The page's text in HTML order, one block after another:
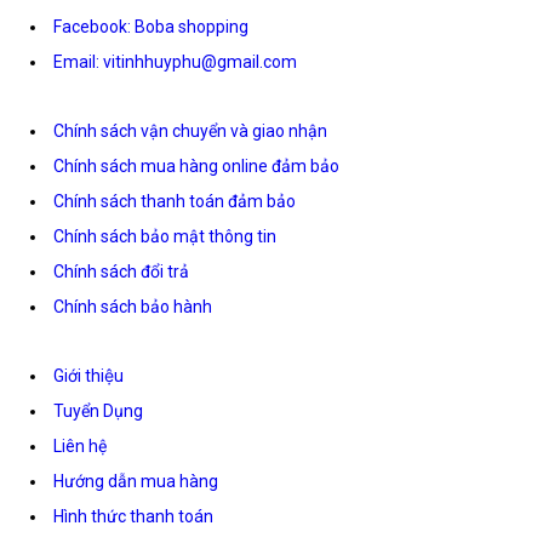
Facebook: Boba shopping
Email: vitinhhuyphu@gmail.com
Chính sách vận chuyển và giao nhận
Chính sách mua hàng online đảm bảo
Chính sách thanh toán đảm bảo
Chính sách bảo mật thông tin
Chính sách đổi trả
Chính sách bảo hành
Giới thiệu
Tuyển Dụng
Liên hệ
Hướng dẫn mua hàng
Hình thức thanh toán